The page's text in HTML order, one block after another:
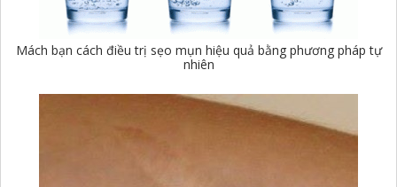
Mách bạn cách điều trị sẹo mụn hiệu quả bằng phương pháp tự
nhiên